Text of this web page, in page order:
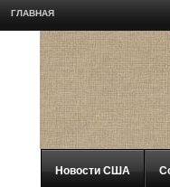
ГЛАВНАЯ
Новости США